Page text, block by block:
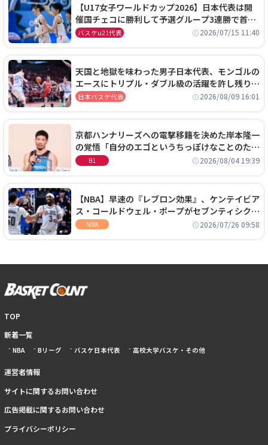
【U17女子ワールドカップ2026】日本代表は開
催国チェコに勝利して予選グループ3連勝で首位
通過！準々決勝の相手はエジプトに決定
バスケu21代表 2026/07/15 11:40
天国と地獄を味わった男子日本代表、モンゴルの
エースにトリプル・ダブル級の活躍を許し残り
0.4秒に失点する悔しい敗戦
日本バスケ代表 2026/08/09 16:01
京都ハンナリーズへの電撃移籍を決めた岸本隆一
の覚悟「自分のエゴというちっぽけなことのため
に、京都に来たわけではない」
B1 2026/08/04 19:39
【NBA】早速の『レブロン効果』、ケンテイビア
ス・コールドウェル・ポープがセブンティシクサ
ーズに1年契約で加入
NBA 2026/07/26 09:58
TOP
新着一覧
NBA Bリーグ バスケ日本代表 高校大学バスケ・その他
運営者情報
サイトに関するお問い合わせ
広告掲載に関するお問い合わせ
プライバシーポリシー